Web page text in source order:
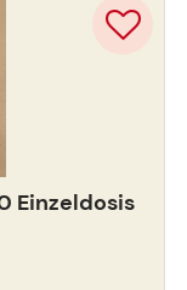
Einzeldosis